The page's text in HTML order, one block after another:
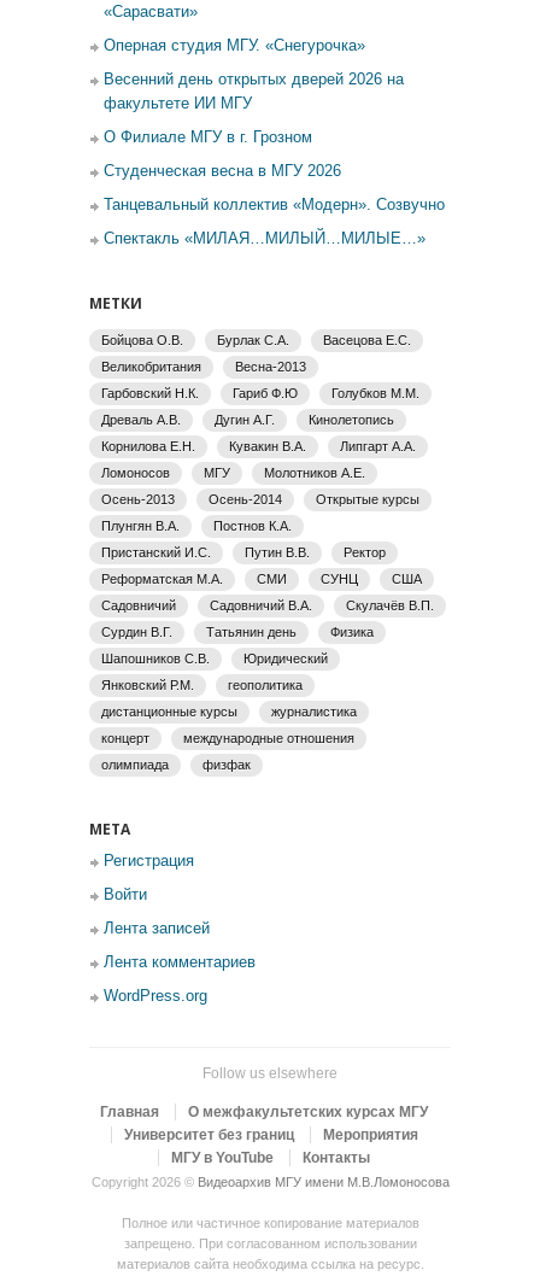
«Сарасвати»
Оперная студия МГУ. «Снегурочка»
Весенний день открытых дверей 2026 на
факультете ИИ МГУ
О Филиале МГУ в г. Грозном
Студенческая весна в МГУ 2026
Танцевальный коллектив «Модерн». Созвучно
Спектакль «МИЛАЯ…МИЛЫЙ…МИЛЫЕ…»
МЕТКИ
Бойцова О.В. Бурлак С.А.
Васецова Е.С.
Великобритания
Весна-2013
Гарбовский Н.К.
Гариб Ф.Ю
Голубков М.М.
Древаль А.В.
Дугин А.Г.
Кинолетопись
Корнилова Е.Н.
Кувакин В.А.
Липгарт А.А.
Ломоносов
МГУ
Молотников А.Е.
Осень-2013
Осень-2014
Открытые курсы
Плунгян В.А.
Постнов К.А.
Пристанский И.С.
Путин В.В.
Ректор
Реформатская М.А.
СМИ СУНЦ
США
Садовничий
Садовничий В.А.
Скулачёв В.П.
Сурдин В.Г.
Татьянин день
Физика
Шапошников С.В.
Юридический
Янковский Р.М.
геополитика
дистанционные курсы
журналистика
концерт
международные отношения
олимпиада
физфак
МЕТА
Регистрация
Войти
Лента записей
Лента комментариев
WordPress.org
Follow us elsewhere
Главная
О межфакультетских курсах МГУ
Университет без границ
Мероприятия
МГУ в YouTube
Контакты
Copyright 2026 © Видеоархив МГУ имени М.В.Ломоносова
Полное или частичное копирование материалов
запрещено. При согласованном использовании
материалов сайта необходима ссылка на ресурс.